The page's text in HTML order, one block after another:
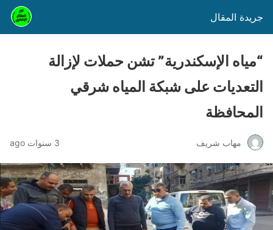
جريدة المقال
“مياه الإسكندرية” تشن حملات لإزالة
التعديات على شبكة المياه شرقي
المحافظة
مهاب شريف 3 سنوات ago